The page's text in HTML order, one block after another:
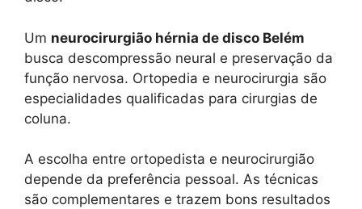
Um neurocirurgião hérnia de disco Belém
busca descompressão neural e preservação da
função nervosa. Ortopedia e neurocirurgia são
especialidades qualificadas para cirurgias de
coluna.
A escolha entre ortopedista e neurocirurgião
depende da preferência pessoal. As técnicas
são complementares e trazem bons resultados